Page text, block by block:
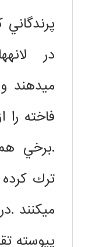
در
ميدهند
فاخته را
.برخي هم
ترك
ميكنند
پيوسته